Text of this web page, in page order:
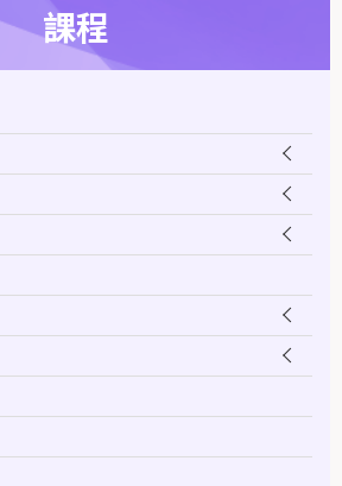
課程